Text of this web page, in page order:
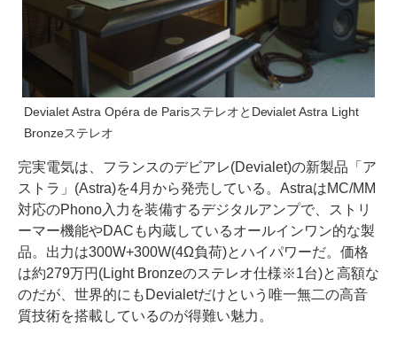
Devialet Astra Opéra de ParisステレオとDevialet Astra Light
Bronzeステレオ
完実電気は、フランスのデビアレ(Devialet)の新製品「ア
ストラ」(Astra)を4月から発売している。AstraはMC/MM
対応のPhono入力を装備するデジタルアンプで、ストリ
ーマー機能やDACも内蔵しているオールインワン的な製
品。出力は300W+300W(4Ω負荷)とハイパワーだ。価格
は約279万円(Light Bronzeのステレオ仕様※1台)と高額な
のだが、世界的にもDevialetだけという唯一無二の高音
質技術を搭載しているのが得難い魅力。